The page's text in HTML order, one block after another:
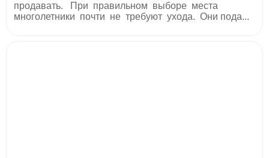
продавать. При правильном выборе места
многолетники почти не требуют ухода. Они пода...